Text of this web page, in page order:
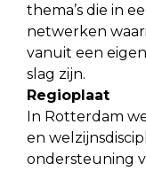
thema’s die in
netwerken
vanuit een
slag zijn.
Regioplaat
In Rotterdam
en
ondersteuning